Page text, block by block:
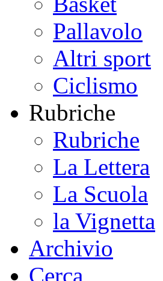
Pallavolo
Altri sport
Ciclismo
Rubriche
Rubriche
La Lettera
La Scuola
la Vignetta
Archivio
Cerca